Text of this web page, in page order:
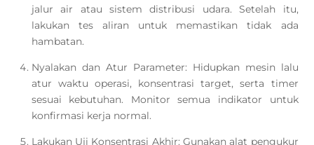
jalur air atau sistem distribusi udara. Setelah itu,
lakukan tes aliran untuk memastikan tidak ada
hambatan.
Nyalakan dan Atur Parameter: Hidupkan mesin lalu
atur waktu operasi, konsentrasi target, serta timer
sesuai kebutuhan. Monitor semua indikator untuk
konfirmasi kerja normal.
Lakukan Uji Konsentrasi Akhir: Gunakan alat pengukur